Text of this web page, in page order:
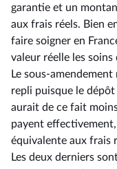
garantie et un
aux frais réels. Bien
faire soigner en
valeur réelle les soins
Le sous-amendement
repli puisque le dépôt
aurait de ce fait
payent
équivalente aux frais
Les deux derniers